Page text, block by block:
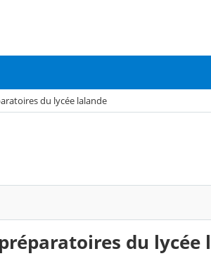
du lycée lalande
du lycée